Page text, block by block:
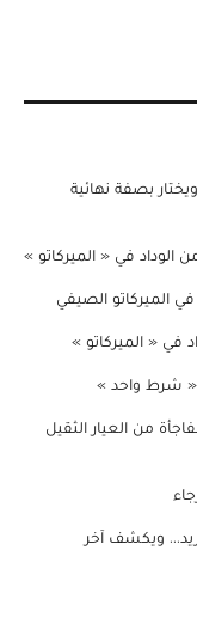
بصفة نهائية
الوداد في « الميركاتو »
الميركاتو الصيفي
في « الميركاتو »
« شرط واحد »
من العيار الثقيل
ويكشف آخر